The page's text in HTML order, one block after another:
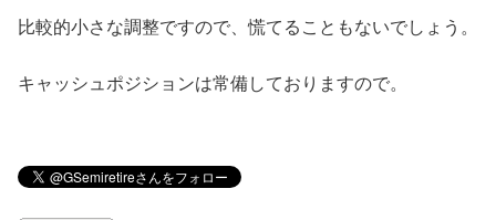
比較的小さな調整ですので、慌てることもないでしょう。
キャッシュポジションは常備しておりますので。